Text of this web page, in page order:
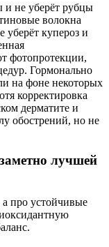
и не уберёт рубцы
волокна
уберёт купероз и
фотопротекции,
Гормонально
на фоне некоторых
корректировка
дерматите и
обострений, но не
лучшей
а про устойчивые